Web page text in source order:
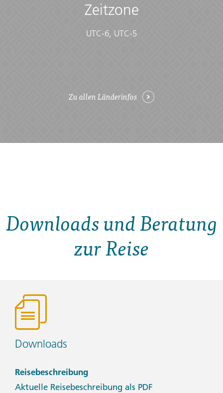
Zeitzone
UTC-6, UTC-5
Zu allen Länderinfos
Downloads und Beratung
zur Reise
Downloads
Reisebeschreibung
Aktuelle Reisebeschreibung als PDF